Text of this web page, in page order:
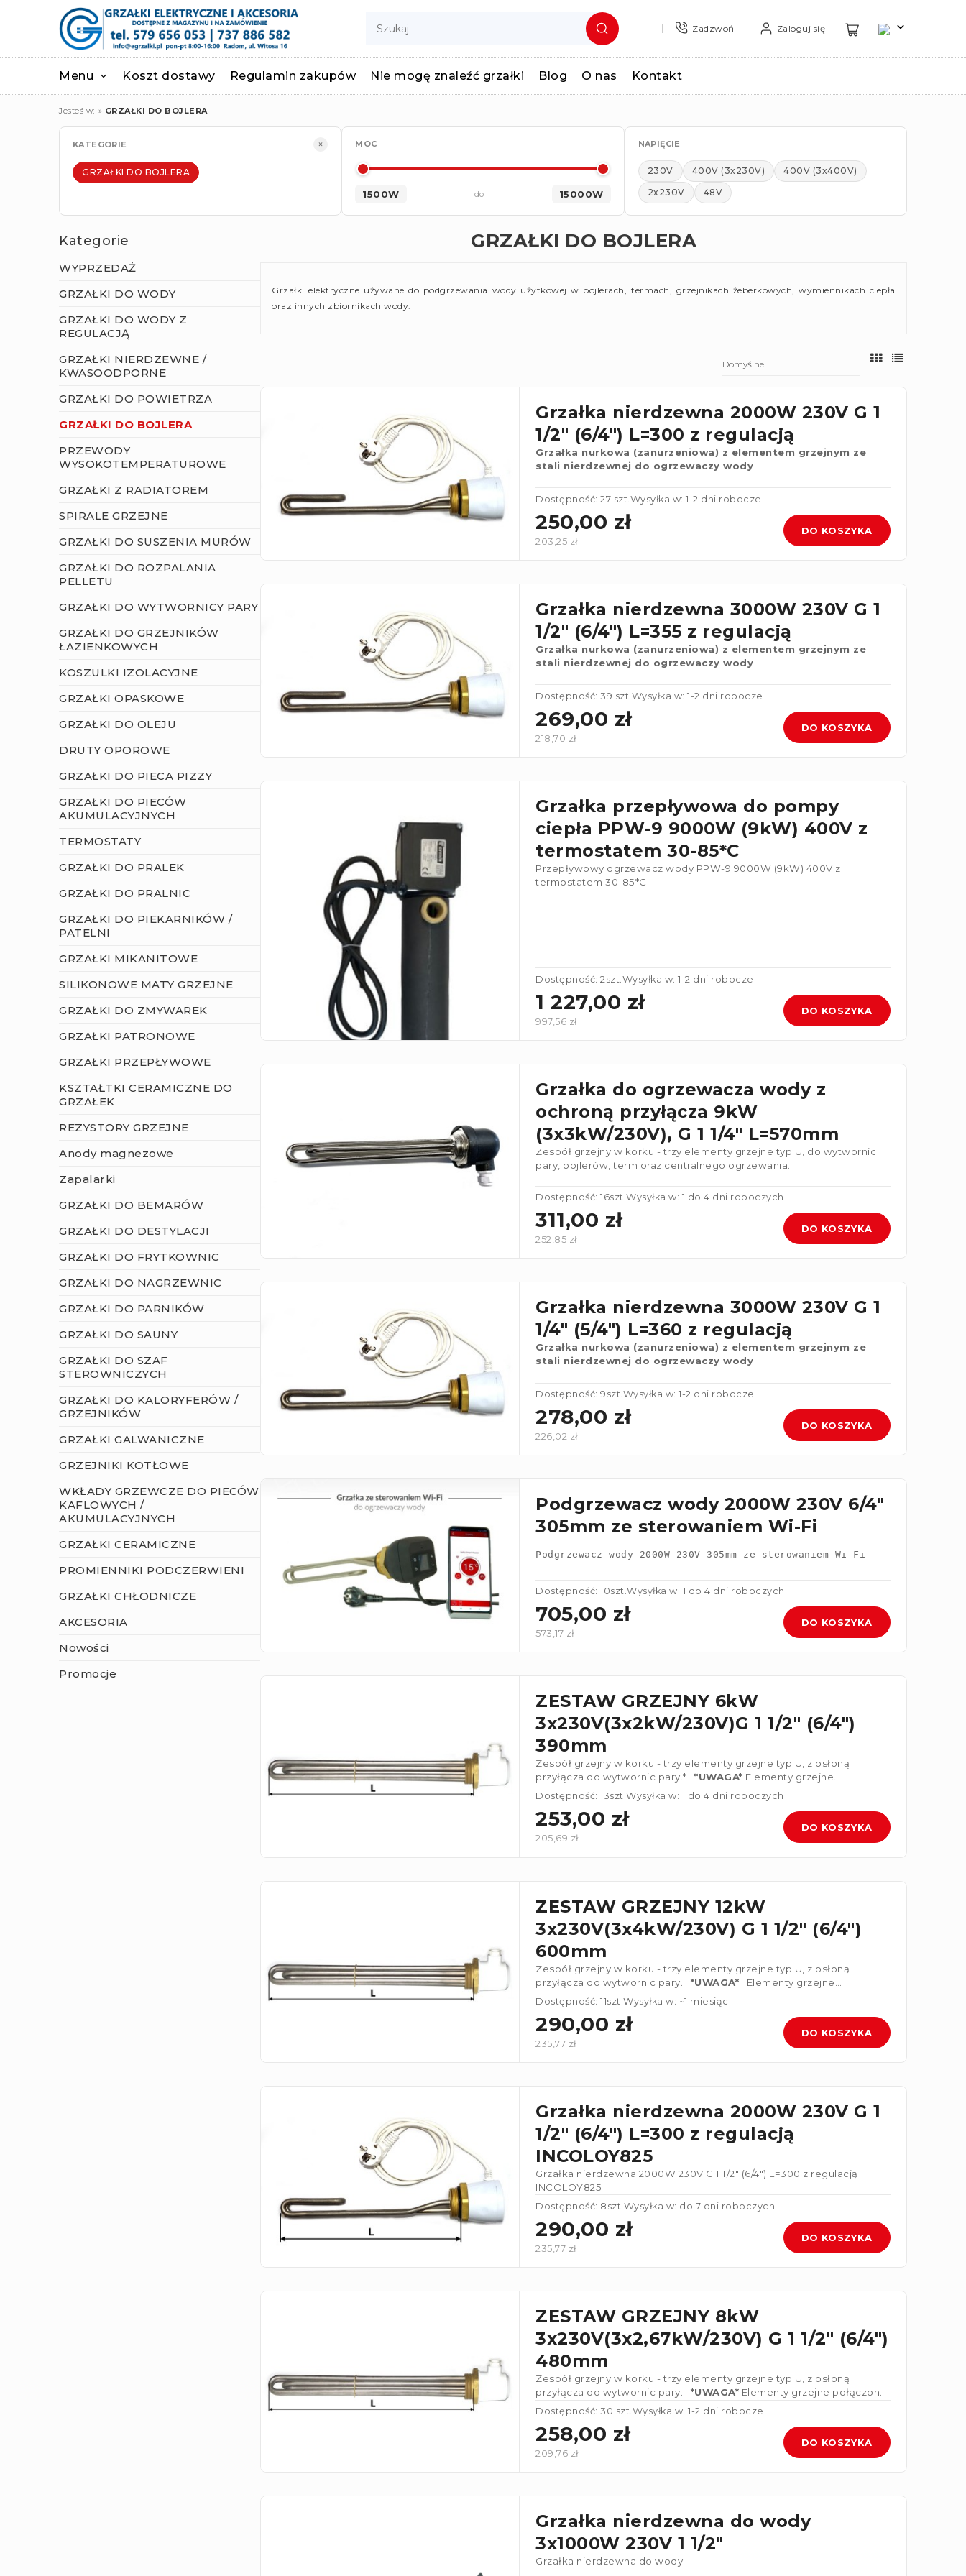
Zadzwoń Zaloguj się
Menu Koszt dostawy Regulamin zakupów Nie mogę znaleźć grzałki Blog O nas Kontakt
Jesteś w: » GRZAŁKI DO BOJLERA
KATEGORIE ×
GRZAŁKI DO BOJLERA
MOC
1500W do 15000W
NAPIĘCIE
230V 400V (3x230V)
400V (3x400V)
2x230V
48V
Kategorie
WYPRZEDAŻ
GRZAŁKI DO WODY
GRZAŁKI DO WODY Z
REGULACJĄ
GRZAŁKI NIERDZEWNE /
KWASOODPORNE
GRZAŁKI DO POWIETRZA
GRZAŁKI DO BOJLERA
PRZEWODY
WYSOKOTEMPERATUROWE
GRZAŁKI Z RADIATOREM
SPIRALE GRZEJNE
GRZAŁKI DO SUSZENIA MURÓW
GRZAŁKI DO ROZPALANIA
PELLETU
GRZAŁKI DO WYTWORNICY PARY
GRZAŁKI DO GRZEJNIKÓW
ŁAZIENKOWYCH
KOSZULKI IZOLACYJNE
GRZAŁKI OPASKOWE
GRZAŁKI DO OLEJU
DRUTY OPOROWE
GRZAŁKI DO PIECA PIZZY
GRZAŁKI DO PIECÓW
AKUMULACYJNYCH
TERMOSTATY
GRZAŁKI DO PRALEK
GRZAŁKI DO PRALNIC
GRZAŁKI DO PIEKARNIKÓW /
PATELNI
GRZAŁKI MIKANITOWE
SILIKONOWE MATY GRZEJNE
GRZAŁKI DO ZMYWAREK
GRZAŁKI PATRONOWE
GRZAŁKI PRZEPŁYWOWE
KSZTAŁTKI CERAMICZNE DO
GRZAŁEK
REZYSTORY GRZEJNE
Anody magnezowe
Zapalarki
GRZAŁKI DO BEMARÓW
GRZAŁKI DO DESTYLACJI
GRZAŁKI DO FRYTKOWNIC
GRZAŁKI DO NAGRZEWNIC
GRZAŁKI DO PARNIKÓW
GRZAŁKI DO SAUNY
GRZAŁKI DO SZAF
STEROWNICZYCH
GRZAŁKI DO KALORYFERÓW /
GRZEJNIKÓW
GRZAŁKI GALWANICZNE
GRZEJNIKI KOTŁOWE
WKŁADY GRZEWCZE DO PIECÓW
KAFLOWYCH /
AKUMULACYJNYCH
GRZAŁKI CERAMICZNE
PROMIENNIKI PODCZERWIENI
GRZAŁKI CHŁODNICZE
AKCESORIA
Nowości
Promocje
GRZAŁKI DO BOJLERA
Grzałki elektryczne używane do podgrzewania wody użytkowej w bojlerach, termach, grzejnikach żeberkowych, wymiennikach ciepła
oraz innych zbiornikach wody.
Grzałka nierdzewna 2000W 230V G 1
1/2" (6/4") L=300 z regulacją
Grzałka nurkowa (zanurzeniowa) z elementem grzejnym ze
stali nierdzewnej do ogrzewaczy wody
Dostępność: 27 szt. Wysyłka w: 1-2 dni robocze
250,00 zł
203,25 zł
DO KOSZYKA
Grzałka nierdzewna 3000W 230V G 1
1/2" (6/4") L=355 z regulacją
Grzałka nurkowa (zanurzeniowa) z elementem grzejnym ze
stali nierdzewnej do ogrzewaczy wody
Dostępność: 39 szt. Wysyłka w: 1-2 dni robocze
269,00 zł
218,70 zł
DO KOSZYKA
Grzałka przepływowa do pompy
ciepła PPW-9 9000W (9kW) 400V z
termostatem 30-85*C
Przepływowy ogrzewacz wody PPW-9 9000W (9kW) 400V z
termostatem 30-85*C
Dostępność: 2szt. Wysyłka w: 1-2 dni robocze
1 227,00 zł
997,56 zł
DO KOSZYKA
Grzałka do ogrzewacza wody z
ochroną przyłącza 9kW
(3x3kW/230V), G 1 1/4" L=570mm
Zespół grzejny w korku - trzy elementy grzejne typ U, do wytwornic
pary, bojlerów, term oraz centralnego ogrzewania.
Dostępność: 16szt.Wysyłka w: 1 do 4 dni roboczych
311,00 zł
252,85 zł
DO KOSZYKA
Grzałka nierdzewna 3000W 230V G 1
1/4" (5/4") L=360 z regulacją
Grzałka nurkowa (zanurzeniowa) z elementem grzejnym ze
stali nierdzewnej do ogrzewaczy wody
Dostępność: 9szt.Wysyłka w: 1-2 dni robocze
278,00 zł
226,02 zł
DO KOSZYKA
Podgrzewacz wody 2000W 230V 6/4"
305mm ze sterowaniem Wi-Fi
Podgrzewacz wody 2000W 230V 305mm ze sterowaniem Wi-Fi
Dostępność: 10szt.Wysyłka w: 1 do 4 dni roboczych
705,00 zł
573,17 zł
DO KOSZYKA
ZESTAW GRZEJNY 6kW
3x230V(3x2kW/230V)G 1 1/2" (6/4")
390mm
Zespół grzejny w korku - trzy elementy grzejne typ U, z osłoną
przyłącza do wytwornic pary.*
*UWAGA* Elementy grzejne
połączonew gwiazdę 3x230V
Dostępność: 13szt.Wysyłka w: 1 do 4 dni roboczych
253,00 zł
205,69 zł
DO KOSZYKA
ZESTAW GRZEJNY 12kW
3x230V(3x4kW/230V) G 1 1/2" (6/4")
600mm
Zespół grzejny w korku - trzy elementy grzejne typ U, z osłoną
przyłącza do wytwornic pary.
*UWAGA*
Elementy grzejne
połączone w gwiazdę 3x230V
Dostępność: 11szt.Wysyłka w: ~1 miesiąc
290,00 zł
235,77 zł
DO KOSZYKA
Grzałka nierdzewna 2000W 230V G 1
1/2" (6/4") L=300 z regulacją
INCOLOY825
Grzałka nierdzewna 2000W 230V G 1 1/2" (6/4") L=300 z regulacją
INCOLOY825
Dostępność: 8szt. Wysyłka w: do 7 dni roboczych
290,00 zł
235,77 zł
DO KOSZYKA
ZESTAW GRZEJNY 8kW
3x230V(3x2,67kW/230V) G 1 1/2" (6/4")
480mm
Zespół grzejny w korku - trzy elementy grzejne typ U, z osłoną
przyłącza do wytwornic pary.
*UWAGA* Elementy grzejne połączone
w gwiazdę 3x230V
Dostępność: 30 szt.Wysyłka w: 1-2 dni robocze
258,00 zł
209,76 zł
DO KOSZYKA
Grzałka nierdzewna do wody
3x1000W 230V 1 1/2"
Grzałka nierdzewna do wody